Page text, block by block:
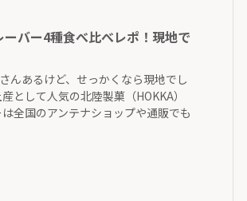
ーバー4種食べ比べレポ！現地で
んあるけど、せっかくなら現地でし
として人気の北陸製菓（HOKKA）
全国のアンテナショップや通販でも